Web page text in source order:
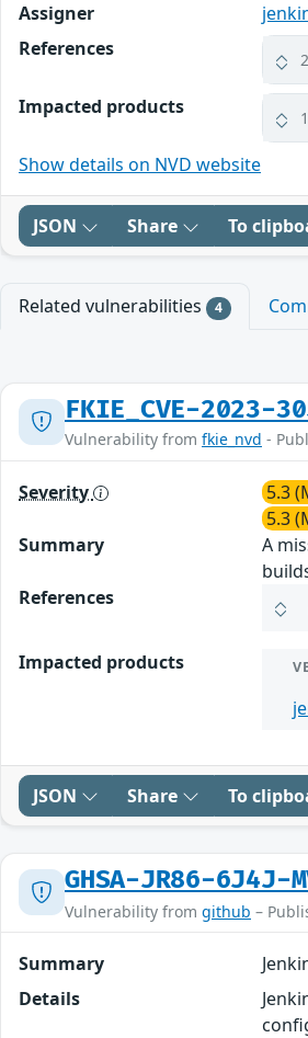
Assigner
References
Impacted products
Show details on NVD website
JSON Share To
Related vulnerabilities 4
FKIE_CVE-2023-
Vulnerability from fkie_nvd -
Severity 5.3
5.3
Summary
A
References
Impacted products
JSON Share To
GHSA-JR86-6J4J-
Vulnerability from github –
Summary
Details